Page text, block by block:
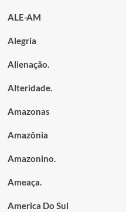
ALE-AM
Alegria
Alienação.
Alteridade.
Amazonas
Amazônia
Amazonino.
Ameaça.
America Do Sul